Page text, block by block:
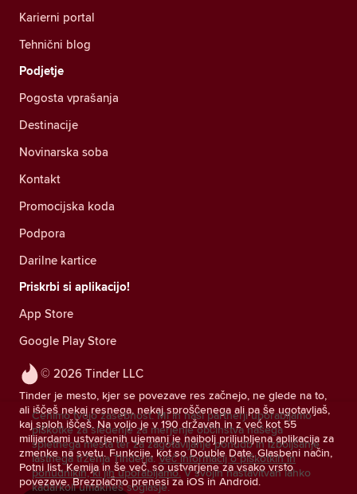
© 2026 Tinder LLC
Tinder je mesto, kjer se povezave res začnejo, ne glede na to,
ali iščeš nekaj resnega, nekaj sproščenega ali pa še ugotavljaš,
kaj sploh iščeš. Na voljo je v 190 državah in z več kot 55
milijardami ustvarjenih ujemanj je najbolj priljubljena aplikacija za
zmenke na svetu. Funkcije, kot so Double Date, Glasbeni način,
Potni list, Kemija in še več, so ustvarjene za vsako vrsto
povezave. Brezplačno prenesi za iOS in Android.
Karierni portal
Tehnični blog
Podjetje
Pogosta vprašanja
Destinacije
Novinarska soba
Kontakt
Promocijska koda
Podpora
Darilne kartice
Priskrbi si aplikacijo!
App Store
Google Play Store
Cenimo tvojo zasebnost. Mi in naši partnerji uporabljamo
piškotke za sledenje za merjenje občinstva našega
spletnega mesta ter za zagotavljanje ponudb in izboljšanje
lastnega trženja Tinderja. Več informacij o piškotkih in
ponudnikih, ki jih uporabljamo. V svojih nastavitvah lahko
kadarkoli umakneš soglasje.